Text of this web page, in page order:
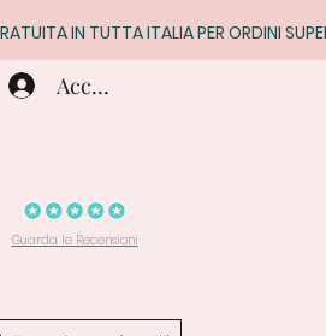
IN TUTTA ITALIA PER ORDINI
Accedi
Guarda le Recensioni